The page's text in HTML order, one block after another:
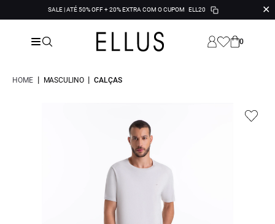
SALE | ATÉ 50% OFF + 20% EXTRA COM O CUPOM ELL20 ✕
0
HOME | MASCULINO | CALÇAS